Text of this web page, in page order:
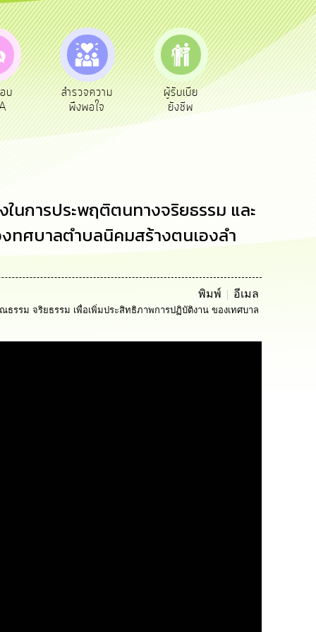
วาม
จ
ผู้รับเบีย
ยังชีพ
ประเมินภาษี
ท้องถิ่น
ทะเบียน
นการประพฤติตนทางจริยธรรม และ
ทศบาลตำบลนิคมสร้างตนเองลำ
พิมพ์ อีเมล
ธรรม จริยธรรม เพื่อเพิ่มประสิทธิภาพการปฏิบัติงาน ของเทศบาล